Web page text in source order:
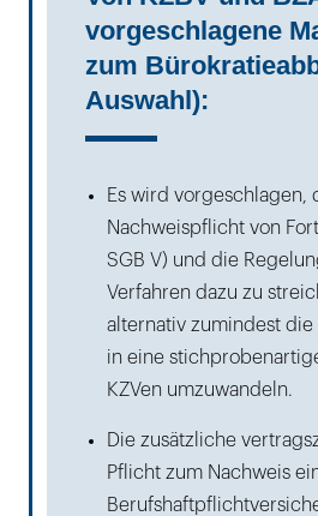
vorgeschlagene
zum
Auswahl):
Es wird vorgeschlagen,
Nachweispflicht von
SGB V) und die
Verfahren dazu zu
alternativ zumindest
in eine
KZVen umzuwandeln.
Die zusätzliche
Pflicht zum Nachweis